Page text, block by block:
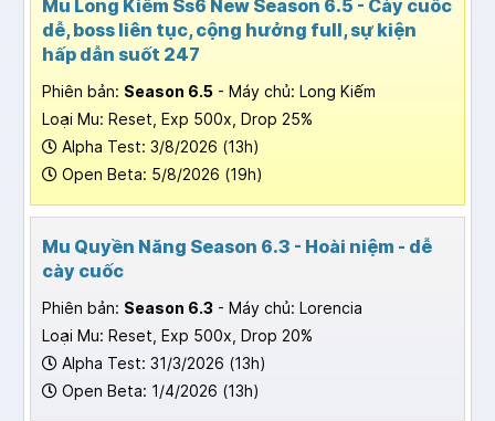
Mu Long Kiếm Ss6 New Season 6.5 - Cày cuốc
dễ, boss liên tục, cộng hưởng full, sự kiện
hấp dẫn suốt 247
Phiên bản: Season 6.5 - Máy chủ: Long Kiếm
Loại Mu: Reset, Exp 500x, Drop 25%
Alpha Test: 3/8/2026 (13h)
Open Beta: 5/8/2026 (19h)
Mu Quyền Năng Season 6.3 - Hoài niệm - dễ
cày cuốc
Phiên bản: Season 6.3 - Máy chủ: Lorencia
Loại Mu: Reset, Exp 500x, Drop 20%
Alpha Test: 31/3/2026 (13h)
Open Beta: 1/4/2026 (13h)